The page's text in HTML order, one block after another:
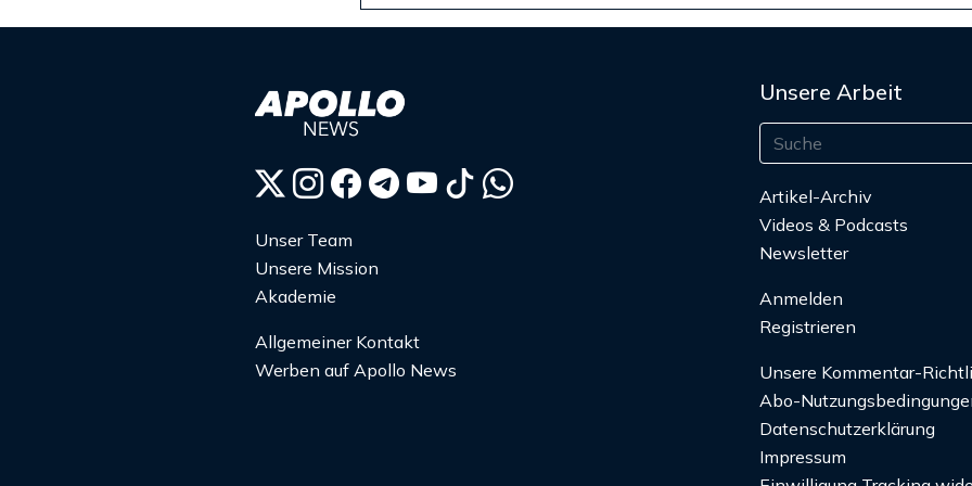
Unser Team
Unsere Mission
Akademie
Allgemeiner Kontakt
Werben auf Apollo News
Unsere Arbeit
Artikel-Archiv
Videos & Podcasts
Newsletter
Anmelden
Registrieren
Unsere Kommentar-
Abo-
Datenschutzerklärung
Impressum